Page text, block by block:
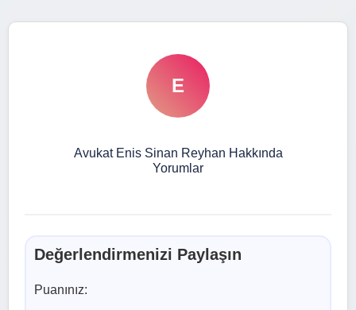
E
Avukat Enis Sinan Reyhan Hakkında
Yorumlar
Değerlendirmenizi Paylaşın
Puanınız: